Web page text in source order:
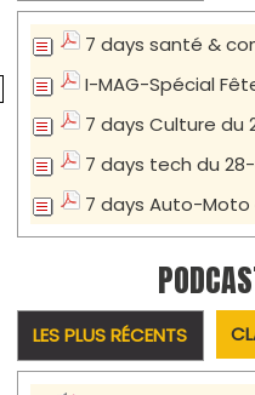
7 days santé &
I-MAG-Spécial
7 days Culture du
7 days tech du
7 days Auto-Moto
LES PLUS RÉCENTS